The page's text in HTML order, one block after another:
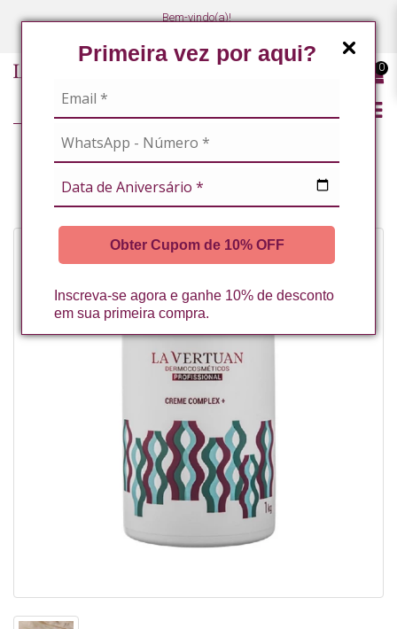
Primeira vez por aqui?
Obter Cupom de 10% OFF
Inscreva-se agora e ganhe 10% de desconto
em sua primeira compra.
Bem-vindo(a)!
0